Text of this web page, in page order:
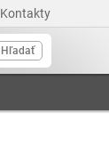
Kontakty
Hľadať